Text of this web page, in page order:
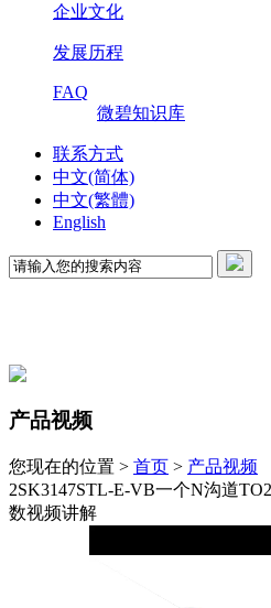
企业文化
发展历程
FAQ
微碧知识库
联系方式
中文(简体)
中文(繁體)
English
产品视频
您现在的位置 > 首页 > 产品视频
2SK3147STL-E-VB一个N沟道
数视频讲解